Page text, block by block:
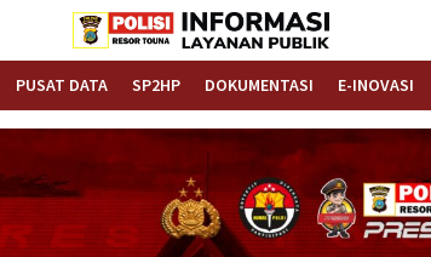
Polrestouna.com
Informasi Layanan Publik
PUSAT DATA SP2HP DOKUMENTASI E-INOVASI